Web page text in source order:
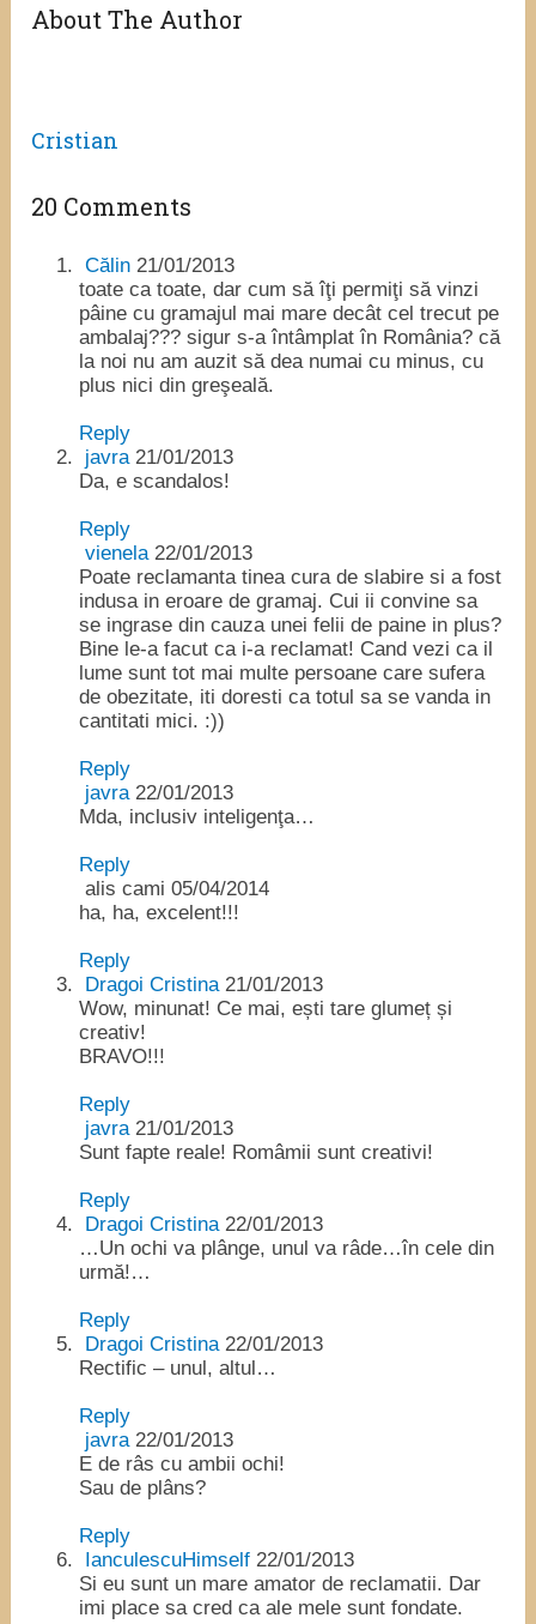
About The Author
Cristian
20 Comments
Călin 21/01/2013
toate ca toate, dar cum să îţi permiţi să vinzi
pâine cu gramajul mai mare decât cel trecut pe
ambalaj??? sigur s-a întâmplat în România? că
la noi nu am auzit să dea numai cu minus, cu
plus nici din greşeală.
Reply
javra 21/01/2013
Da, e scandalos!
Reply
vienela 22/01/2013
Poate reclamanta tinea cura de slabire si a fost
indusa in eroare de gramaj. Cui ii convine sa
se ingrase din cauza unei felii de paine in plus?
Bine le-a facut ca i-a reclamat! Cand vezi ca il
lume sunt tot mai multe persoane care sufera
de obezitate, iti doresti ca totul sa se vanda in
cantitati mici. :))
Reply
javra 22/01/2013
Mda, inclusiv inteligenţa…
Reply
alis cami 05/04/2014
ha, ha, excelent!!!
Reply
Dragoi Cristina 21/01/2013
Wow, minunat! Ce mai, ești tare glumeț și
creativ!
BRAVO!!!
Reply
javra 21/01/2013
Sunt fapte reale! Româmii sunt creativi!
Reply
Dragoi Cristina 22/01/2013
…Un ochi va plânge, unul va râde…în cele din
urmă!…
Reply
Dragoi Cristina 22/01/2013
Rectific – unul, altul…
Reply
javra 22/01/2013
E de râs cu ambii ochi!
Sau de plâns?
Reply
IanculescuHimself 22/01/2013
Si eu sunt un mare amator de reclamatii. Dar
imi place sa cred ca ale mele sunt fondate.